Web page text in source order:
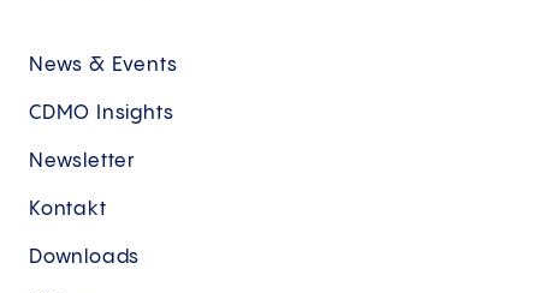
News & Events
CDMO Insights
Newsletter
Kontakt
Downloads